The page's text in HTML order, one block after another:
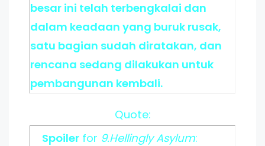
besar ini telah terbengkalai dan
dalam keadaan yang buruk rusak,
satu bagian sudah diratakan, dan
rencana sedang dilakukan untuk
pembangunan kembali.
Quote:
Spoiler for 9.Hellingly Asylum: